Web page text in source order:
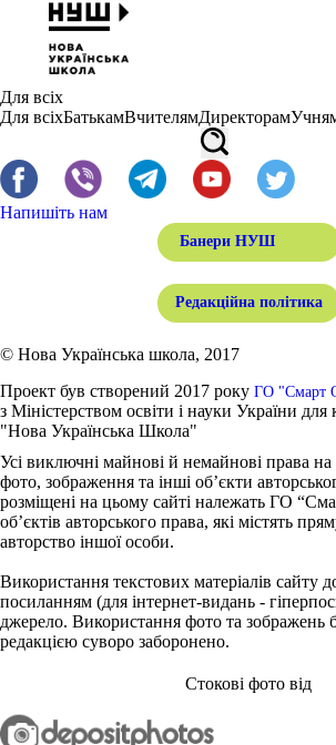
Для всіх
Для всіхБатькамВчителямДиректорам
Напишіть нам
Банери НУШ
Редакційна політика
© Нова Українська школа, 2017
Проект був створений 2017 року ГО "Смарт
з Міністерством освіти і науки України для
"Нова Українська Школа"
Усі виключні майнові й немайнові права на
фото, зображення та інші об’єкти
розміщені на цьому сайті належать ГО
об’єктів авторського права, які містять
авторство іншої особи.
Використання текстових матеріалів сайту
посиланням (для інтернет-видань -
джерело. Використання фото та зображень
редакцією суворо заборонено.
Стокові фото від